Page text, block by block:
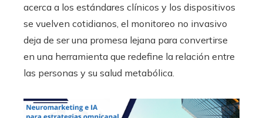
acerca a los estándares clínicos y los dispositivos
se vuelven cotidianos, el monitoreo no invasivo
deja de ser una promesa lejana para convertirse
en una herramienta que redefine la relación entre
las personas y su salud metabólica.